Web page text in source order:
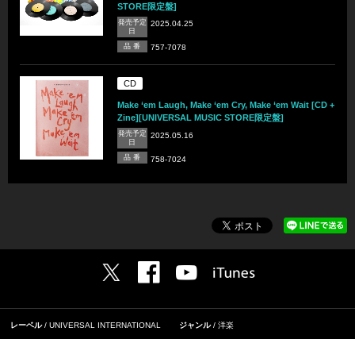
STORE限定盤]
発売予定
日
2025.04.25
品 番 757-7078
CD
Make ‘em Laugh, Make ‘em Cry, Make ‘em Wait [CD +
Zine][UNIVERSAL MUSIC STORE限定盤]
発売予定
日
2025.05.16
品 番 758-7024
レーベル UNIVERSAL INTERNATIONAL ジャンル 洋楽